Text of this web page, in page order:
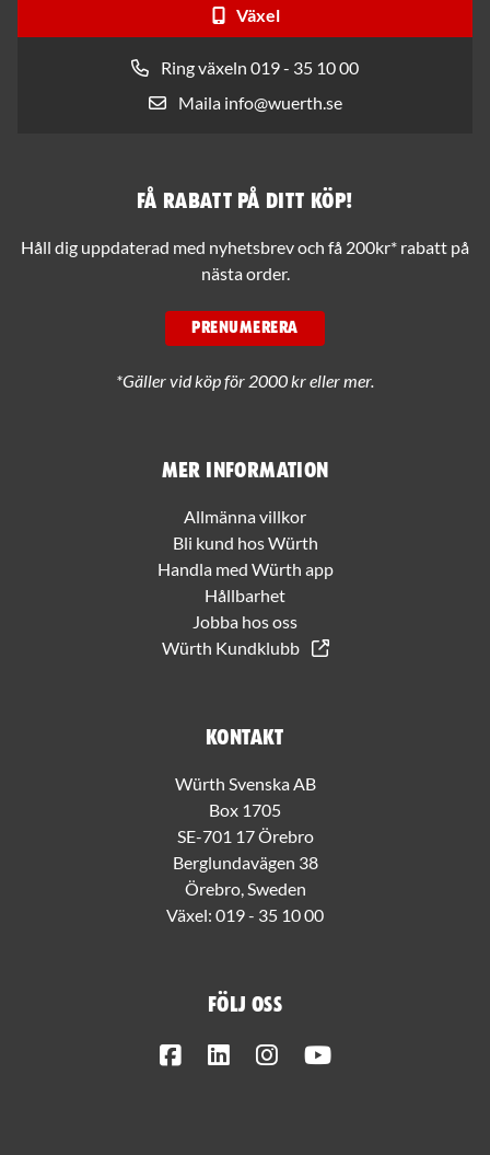
Växel
Ring växeln 019 - 35 10 00
Maila info@wuerth.se
Mer information
Allmänna villkor
Bli kund hos Würth
Handla med Würth app
Hållbarhet
Jobba hos oss
Würth Kundklubb
Kontakt
Würth Svenska AB
Box 1705
SE-701 17 Örebro
Berglundavägen 38
Örebro, Sweden
Växel: 019 - 35 10 00
Följ oss
FacebookLinkedInInstagram
Få rabatt på ditt köp!
Håll dig uppdaterad med nyhetsbrev och få 200kr* rabatt på
nästa order.
PRENUMERERA
*Gäller vid köp för 2000 kr eller mer.